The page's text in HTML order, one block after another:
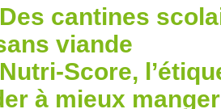
Des cantines
viande
Nutri-Score,
à mieux